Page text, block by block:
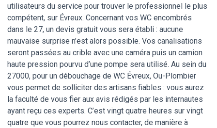
utilisateurs du service pour trouver le professionnel le plus
compétent, sur Évreux. Concernant vos WC encombrés
dans le 27, un devis gratuit vous sera établi : aucune
mauvaise surprise n’est alors possible. Vos canalisations
seront passées au crible avec une caméra puis un camion
haute pression pourvu d’une pompe sera utilisé. Au sein du
27000, pour un débouchage de WC Évreux, Ou-Plombier
vous permet de solliciter des artisans fiables : vous aurez
la faculté de vous fier aux avis rédigés par les internautes
ayant reçu ces experts. C’est vingt quatre heures sur vingt
quatre que vous pourrez nous contacter, de manière à